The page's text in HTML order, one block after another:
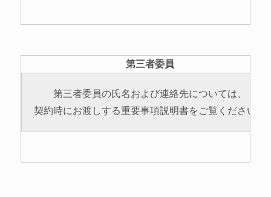
第三者委員
第三者委員の氏名および連絡先については、
契約時にお渡しする重要事項説明書をご覧ください。